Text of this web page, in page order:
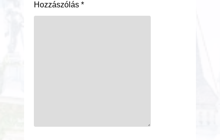
Hozzászólás *